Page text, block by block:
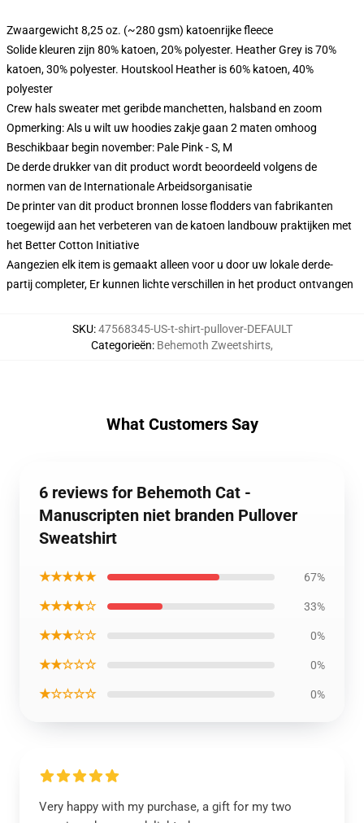
Zwaargewicht 8,25 oz. (~280 gsm) katoenrijke fleece
Solide kleuren zijn 80% katoen, 20% polyester. Heather Grey is 70%
katoen, 30% polyester. Houtskool Heather is 60% katoen, 40%
polyester
Crew hals sweater met geribde manchetten, halsband en zoom
Opmerking: Als u wilt uw hoodies zakje gaan 2 maten omhoog
Beschikbaar begin november: Pale Pink - S, M
De derde drukker van dit product wordt beoordeeld volgens de
normen van de Internationale Arbeidsorganisatie
De printer van dit product bronnen losse flodders van fabrikanten
toegewijd aan het verbeteren van de katoen landbouw praktijken met
het Better Cotton Initiative
Aangezien elk item is gemaakt alleen voor u door uw lokale derde-
partij completer, Er kunnen lichte verschillen in het product ontvangen
SKU:47568345-US-t-shirt-pullover-DEFAULT
Categorieën: Behemoth Zweetshirts,
What Customers Say
6 reviews for Behemoth Cat -
Manuscripten niet branden Pullover
Sweatshirt
★★★★★ 67%
★★★★☆ 33%
★★★☆☆ 0%
★★☆☆☆ 0%
★☆☆☆☆ 0%
Very happy with my purchase, a gift for my two